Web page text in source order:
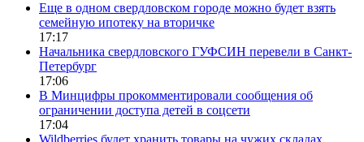
Еще в одном свердловском городе можно будет взять
семейную ипотеку на вторичке
17:17
Начальника свердловского ГУФСИН перевели в Санкт-
Петербург
17:06
В Минцифры прокомментировали сообщения об
ограничении доступа детей в соцсети
17:04